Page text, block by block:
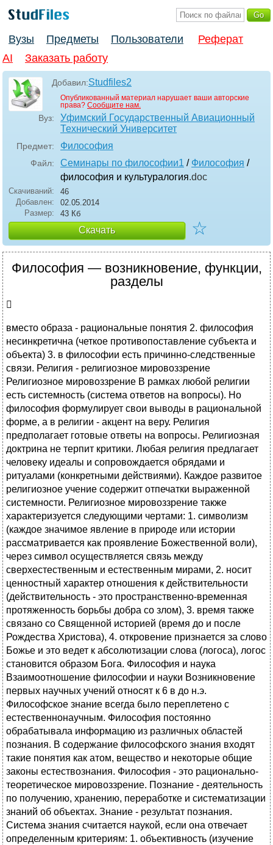
Вузы Предметы Пользователи
Реферат
AI
Заказать работу
Добавил:Studfiles2
Опубликованный материал нарушает ваши авторские
права? Сообщите нам.
Вуз:
Уфимский Государственный Авиационный
Технический Университет
Предмет: Философия
Файл: Семинары по философии1 / Философия /
философия и культуралогия.doc
Скачиваний:
46
Добавлен:
02.05.2014
Размер:
43 Кб
Скачать ☆
Философия — возникновение, функции,
разделы

вместо образа - рациональные понятия 2. философия
несинкретична (четкое противопоставление субъекта и
объекта) 3. в философии есть причинно-следственные
связи. Религия - религиозное мировоззрение
Религиозное мировоззрение В рамках любой религии
есть системность (система ответов на вопросы). Но
философия формулирует свои выводы в рациональной
форме, а в религии - акцент на веру. Религия
предполагает готовые ответы на вопросы. Религиозная
доктрина не терпит критики. Любая религия предлагает
человеку идеалы и сопровождается обрядами и
ритуалами (конкретными действиями). Каждое развитое
религиозное учение содержит отпечатки выраженной
системности. Религиозное мировоззрение также
характеризуется следующими чертами: 1. символизм
(каждое значимое явление в природе или истории
рассматривается как проявление Божественной воли),
через символ осуществляется связь между
сверхестественным и естественным мирами, 2. носит
ценностный характер отношения к действительности
(действительность - это пространственно-временная
протяженность борьбы добра со злом), 3. время также
связано со Священной историей (время до и после
Рождества Христова), 4. откровение признается за слово
Божье и это ведет к абсолютизации слова (логоса), логос
становится образом Бога. Философия и наука
Взаимоотношение философии и науки Возникновение
первых научных учений относят к 6 в до н.э.
Философское знание всегда было переплетено с
естественнонаучным. Философия постоянно
обрабатывала информацию из различных областей
познания. В содержание философского знания входят
такие понятия как атом, вещество и некоторые общие
законы естествознания. Философия - это рационально-
теоретическое мировоззрение. Познание - деятельность
по получению, хранению, переработке и систематизации
знаний об объектах. Знание - результат познания.
Система знания считается наукой, если она отвечает
определенным критериям: 1. объективность (изучение